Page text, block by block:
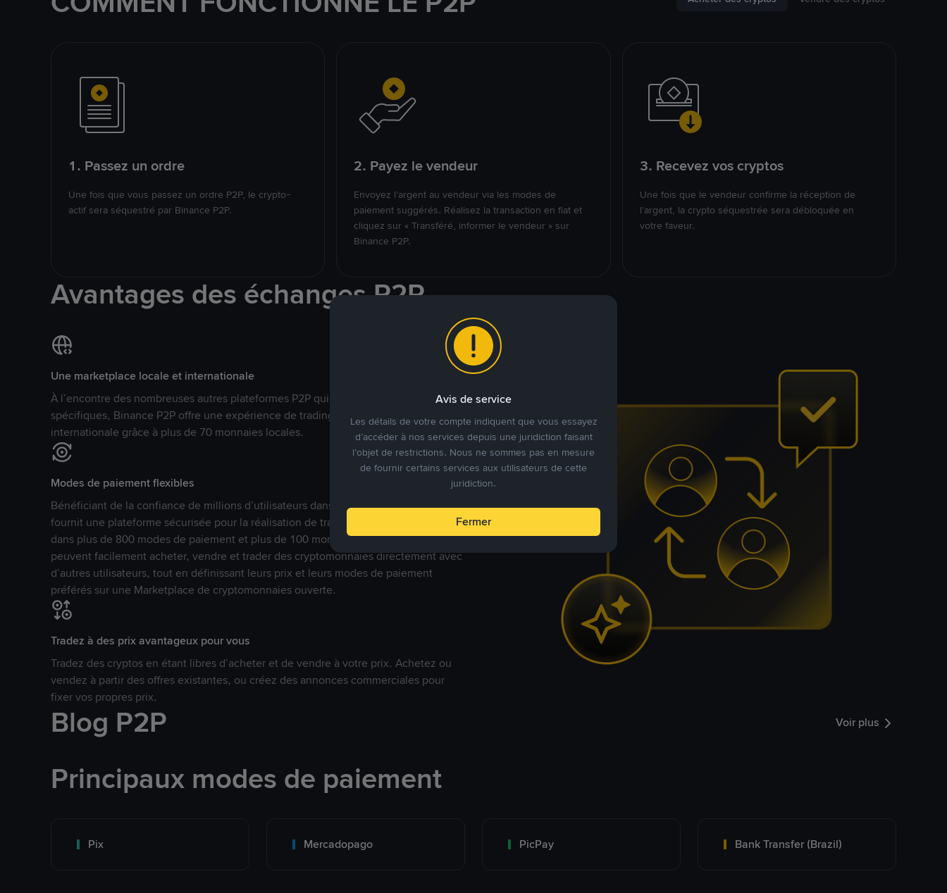
1. Passez un ordre
Une fois que vous passez un ordre P2P, le crypto-
actif sera séquestré par Binance P2P.
2. Payez le vendeur
Envoyez l’argent au vendeur via les modes de
paiement suggérés. Réalisez la transaction en fiat et
cliquez sur « Transféré, informer le vendeur » sur
Binance P2P.
3. Recevez vos cryptos
Une fois que le vendeur confirme la réception de
l’argent, la crypto séquestrée sera débloquée en
votre faveur.
Avantages des échanges P2P
Une marketplace locale et internationale
À l’encontre des nombreuses autres plateformes P2P qui ciblent des marchés
spécifiques, Binance P2P offre une expérience de trading véritablement
internationale grâce à plus de 70 monnaies locales.
Modes de paiement flexibles
Bénéficiant de la confiance de millions d’utilisateurs dans le monde, Binance P2P
fournit une plateforme sécurisée pour la réalisation de trades en cryptomonnaies
dans plus de 800 modes de paiement et plus de 100 monnaies fiat. Les utilisateurs
peuvent facilement acheter, vendre et trader des cryptomonnaies directement avec
d’autres utilisateurs, tout en définissant leurs prix et leurs modes de paiement
préférés sur une Marketplace de cryptomonnaies ouverte.
Tradez à des prix avantageux pour vous
Tradez des cryptos en étant libres d’acheter et de vendre à votre prix. Achetez ou
vendez à partir des offres existantes, ou créez des annonces commerciales pour
fixer vos propres prix.
Blog P2P Voir plus
Principaux modes de paiement
Pix Mercadopago PicPay Bank Transfer (Brazil)
Avis de service
Les détails de votre compte indiquent que vous essayez
d’accéder à nos services depuis une juridiction faisant
l’objet de restrictions. Nous ne sommes pas en mesure
de fournir certains services aux utilisateurs de cette
juridiction.
Fermer